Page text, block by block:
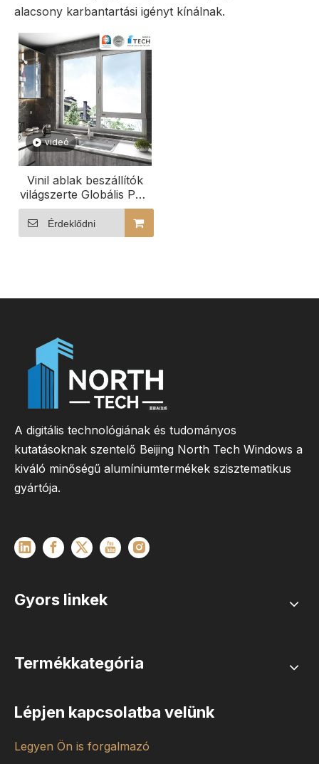
alacsony karbantartási igényt kínálnak.
videó
Vinil ablak beszállítók
világszerte Globális PVC
ablakgyártók PVC
ablakrendszerek
nagykereskedelmi áron
Érdeklődni
A digitális technológiának és tudományos
kutatásoknak szentelő Beijing North Tech Windows a
kiváló minőségű alumíniumtermékek szisztematikus
gyártója.
Gyors linkek
Termékkategória
Lépjen kapcsolatba velünk
Legyen Ön is forgalmazó